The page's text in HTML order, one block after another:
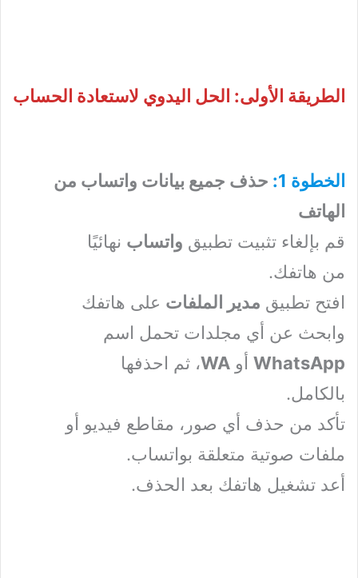
الطريقة الأولى: الحل اليدوي لاستعادة الحساب
الخطوة 1:
حذف جميع بيانات واتساب من
الهاتف
قم بإلغاء تثبيت تطبيق واتساب نهائيًا
من هاتفك.
افتح تطبيق مدير الملفات على هاتفك
وابحث عن أي مجلدات تحمل اسم
WhatsApp أو WA، ثم احذفها
بالكامل.
تأكد من حذف أي صور، مقاطع فيديو أو
ملفات صوتية متعلقة بواتساب.
أعد تشغيل هاتفك بعد الحذف.